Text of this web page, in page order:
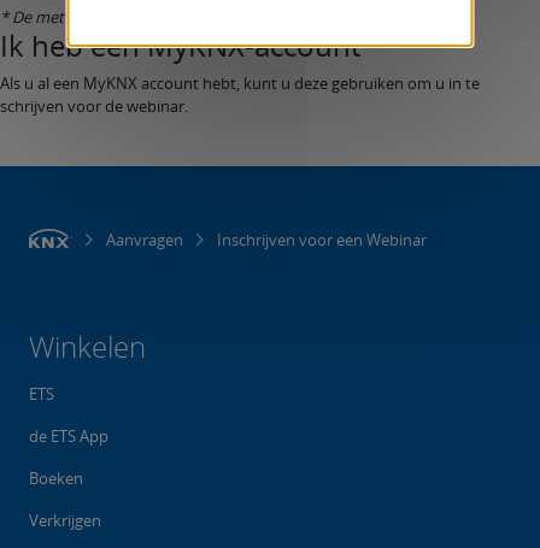
* De met een sterretje gemarkeerde velden zijn verplicht.
Ik heb een MyKNX-account
Als u al een MyKNX account hebt, kunt u deze gebruiken om u in te
schrijven voor de webinar.
Aanvragen Inschrijven voor een Webinar
Winkelen
ETS
de ETS App
Boeken
Verkrijgen